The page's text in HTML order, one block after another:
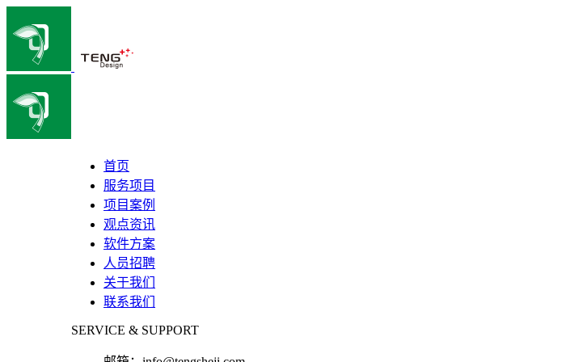
首页
服务项目
项目案例
观点资讯
软件方案
人员招聘
关于我们
联系我们
SERVICE & SUPPORT